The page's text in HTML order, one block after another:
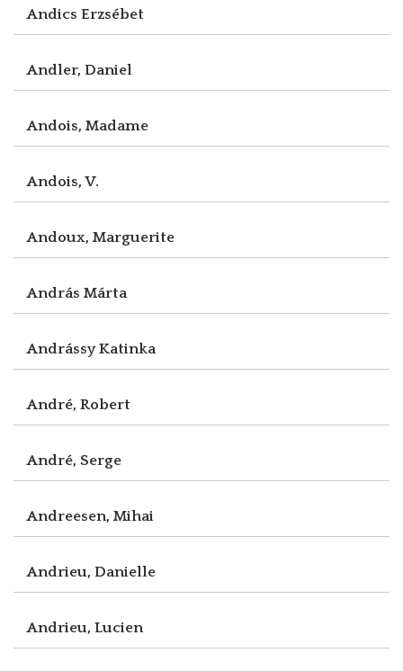
Andics Erzsébet
Andler, Daniel
Andois, Madame
Andois, V.
Andoux, Marguerite
András Márta
Andrássy Katinka
André, Robert
André, Serge
Andreesen, Mihai
Andrieu, Danielle
Andrieu, Lucien